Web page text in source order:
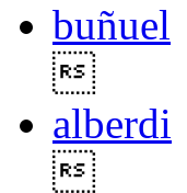
buñuel
alberdi